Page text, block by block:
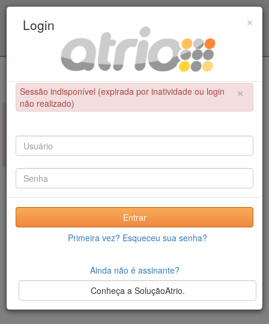
Educação Física / UPE - UFPB
×
NÃO FOI POSSÍVEL CONCLUIR A OPERAÇÃO
Sessão indisponível (expirada por inatividade ou login não
realizado)
×
Login
×
Sessão indisponível (expirada por inatividade ou login
não realizado)
Entrar
Primeira vez? Esqueceu sua senha?
Ainda não é assinante?
Conheça a SoluçãoAtrio.